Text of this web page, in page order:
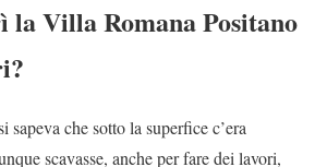
la Villa Romana Positano
che sotto la superfice c’era
scavasse, anche per fare dei lavori,